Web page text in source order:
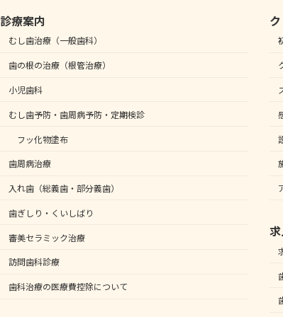
診療案内
むし歯治療（一般歯科）
歯の根の治療（根管治療）
小児歯科
むし歯予防・歯周病予防・定期検診
フッ化物塗布
歯周病治療
入れ歯（総義歯・部分義歯）
歯ぎしり・くいしばり
審美セラミック治療
訪問歯科診療
歯科治療の医療費控除について